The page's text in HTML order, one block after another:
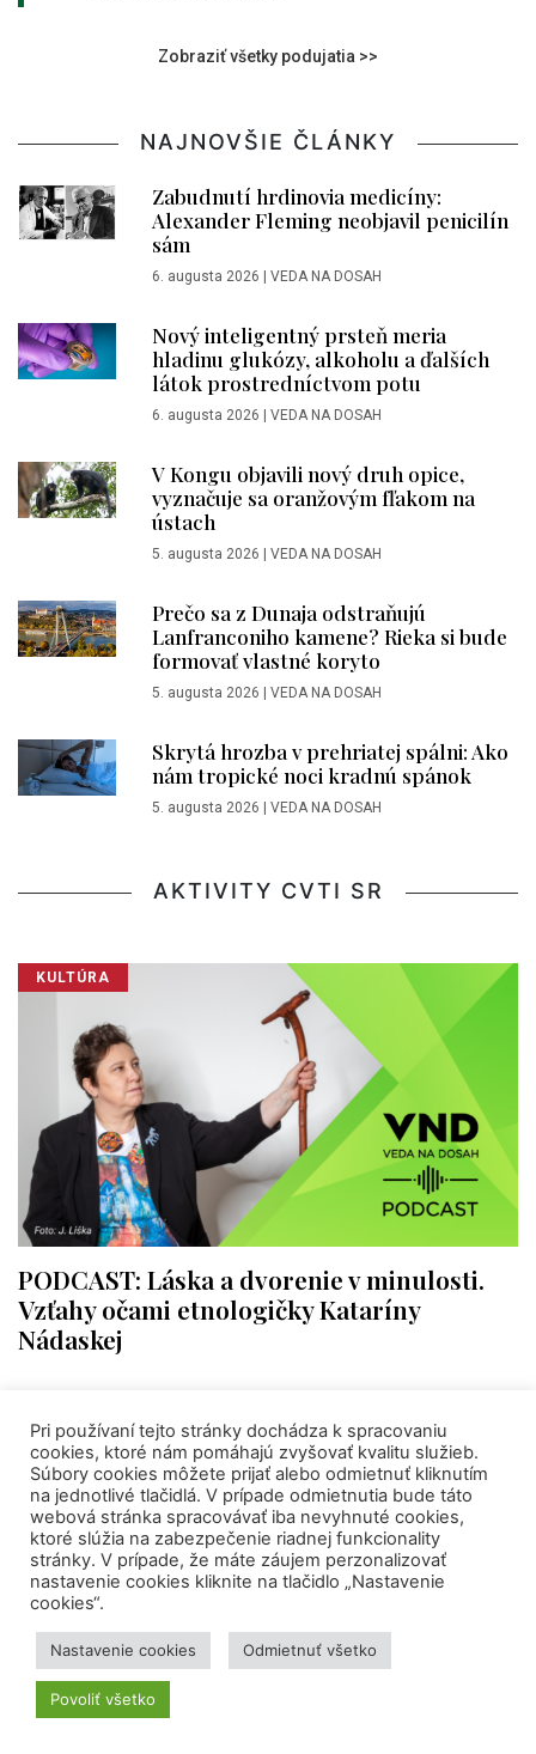
Zobraziť všetky podujatia >>
NAJNOVŠIE ČLÁNKY
Zabudnutí hrdinovia medicíny:
Alexander Fleming neobjavil penicilín
sám
6. augusta 2026 VEDA NA DOSAH
Nový inteligentný prsteň meria
hladinu glukózy, alkoholu a ďalších
látok prostredníctvom potu
6. augusta 2026 VEDA NA DOSAH
V Kongu objavili nový druh opice,
vyznačuje sa oranžovým fľakom na
ústach
5. augusta 2026 VEDA NA DOSAH
Prečo sa z Dunaja odstraňujú
Lanfranconiho kamene? Rieka si bude
formovať vlastné koryto
5. augusta 2026 VEDA NA DOSAH
Skrytá hrozba v prehriatej spálni: Ako
nám tropické noci kradnú spánok
5. augusta 2026 VEDA NA DOSAH
AKTIVITY CVTI SR
KULTÚRA
PODCAST: Láska a dvorenie v minulosti.
Vzťahy očami etnologičky Kataríny
Nádaskej
Pri používaní tejto stránky dochádza k spracovaniu
cookies, ktoré nám pomáhajú zvyšovať kvalitu služieb.
Súbory cookies môžete prijať alebo odmietnuť kliknutím
na jednotlivé tlačidlá. V prípade odmietnutia bude táto
webová stránka spracovávať iba nevyhnuté cookies,
ktoré slúžia na zabezpečenie riadnej funkcionality
stránky. V prípade, že máte záujem perzonalizovať
nastavenie cookies kliknite na tlačidlo „Nastavenie
cookies“.
Nastavenie cookies Odmietnuť všetko
Povoliť všetko